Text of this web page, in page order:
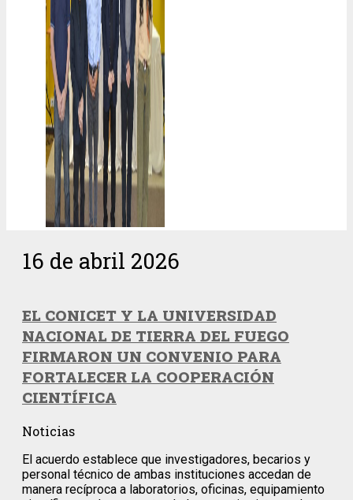
16 de abril 2026
EL CONICET Y LA UNIVERSIDAD
NACIONAL DE TIERRA DEL FUEGO
FIRMARON UN CONVENIO PARA
FORTALECER LA COOPERACIÓN
CIENTÍFICA
Noticias
El acuerdo establece que investigadores, becarios y
personal técnico de ambas instituciones accedan de
manera recíproca a laboratorios, oficinas, equipamiento